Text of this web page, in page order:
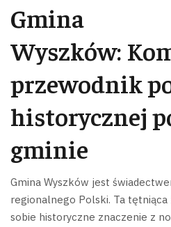
Gmina
Wyszków:
przewodnik
historycznej
gminie
Gmina Wyszków jest
regionalnego Polski. Ta tętniąca
sobie historyczne znaczenie z